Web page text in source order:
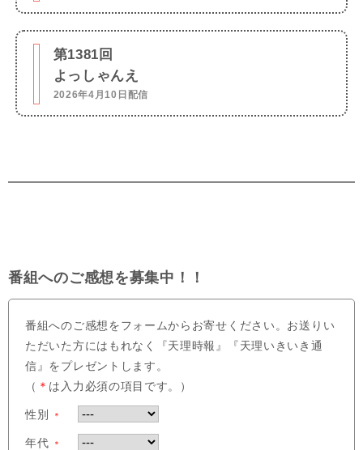
第1381回
よっしゃんえ
2026年4月10日配信
番組へのご感想を募集中！！
番組へのご感想をフォームからお寄せください。お送りい
ただいた方にはもれなく『天理時報』『天理いきいき通
信』をプレゼントします。
（ ＊ は入力必須の項目です。）
性別 ＊
年代 ＊